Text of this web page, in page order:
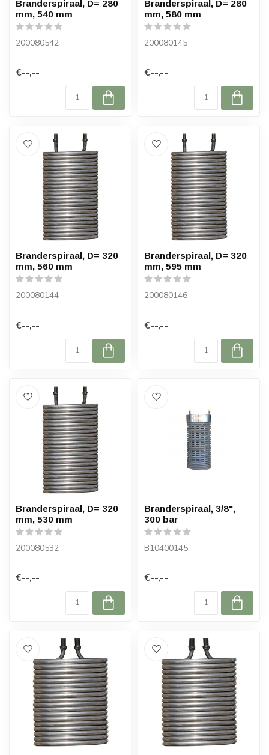
Branderspiraal, D= 280
mm, 540 mm
200080542
€--,--
Branderspiraal, D= 280
mm, 580 mm
200080145
€--,--
Branderspiraal, D= 320
mm, 560 mm
200080144
€--,--
Branderspiraal, D= 320
mm, 595 mm
200080146
€--,--
Branderspiraal, D= 320
mm, 530 mm
200080532
€--,--
Branderspiraal, 3/8",
300 bar
B10400145
€--,--